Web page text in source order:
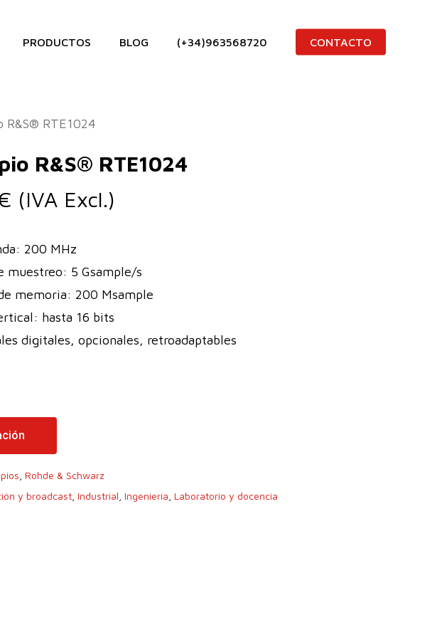
PRODUCTOS BLOG (+34)963568720 CONTACTO
R&S® RTE1024
R&S® RTE1024
(IVA Excl.)
200 MHz
muestreo: 5 Gsample/s
memoria: 200 Msample
hasta 16 bits
digitales, opcionales, retroadaptables
Rohde & Schwarz
y broadcast, Industrial Ingeniería Laboratorio y docencia